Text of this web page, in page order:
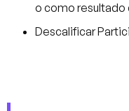
o como resultado
Descalificar